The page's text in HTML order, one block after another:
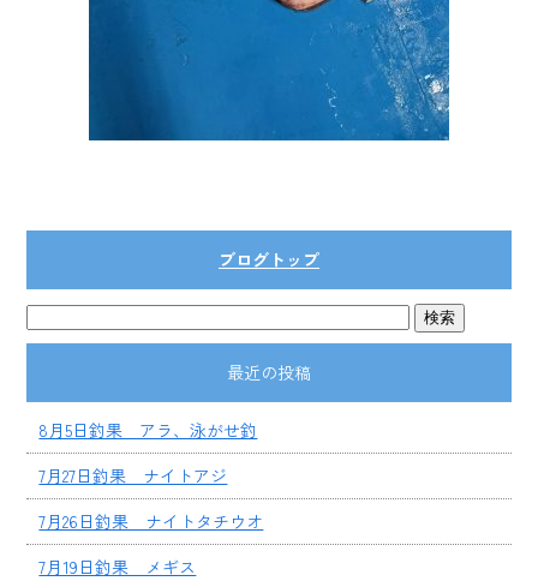
ブログトップ
最近の投稿
8月5日釣果 アラ、泳がせ釣
7月27日釣果 ナイトアジ
7月26日釣果 ナイトタチウオ
7月19日釣果 メギス